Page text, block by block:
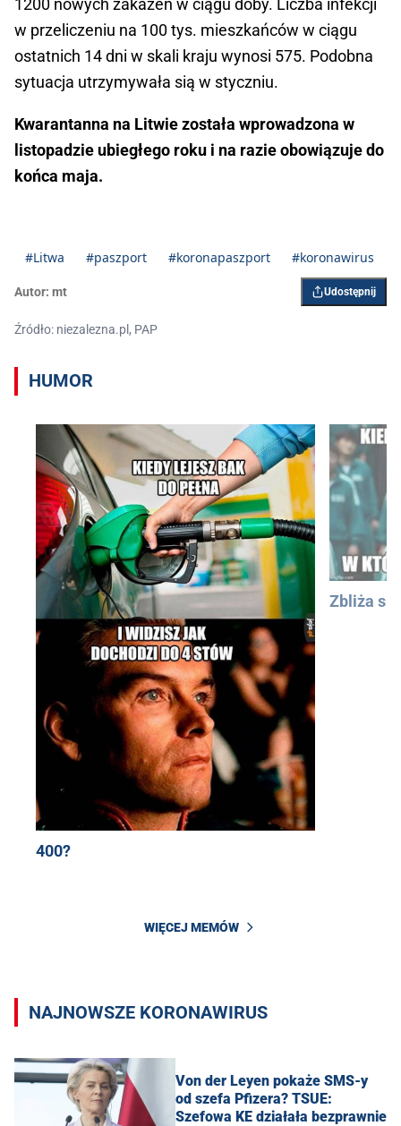
1200 nowych zakażeń w ciągu doby. Liczba infekcji
w przeliczeniu na 100 tys. mieszkańców w ciągu
ostatnich 14 dni w skali kraju wynosi 575. Podobna
sytuacja utrzymywała sią w styczniu.
Kwarantanna na Litwie została wprowadzona w
listopadzie ubiegłego roku i na razie obowiązuje do
końca maja.
#Litwa #paszport #koronapaszport #koronawirus
Autor: mt Udostępnij
Źródło: niezalezna.pl, PAP
HUMOR
400?
Zbliża się
WIĘCEJ MEMÓW
NAJNOWSZE KORONAWIRUS
Von der Leyen pokaże SMS-y
od szefa Pfizera? TSUE:
Szefowa KE działała bezprawnie